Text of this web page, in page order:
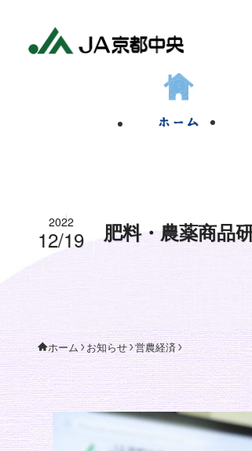
肥料・農薬商品
2022
12/19
ホーム お知らせ 営農経済